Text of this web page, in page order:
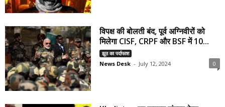
विपक्ष की बोलती बंद, पूर्व अग्निवीरों को
मिलेगा CISF, CRPF और BSF में 10...
झूठ का पर्दाफाश
News Desk - July 12, 2024 0